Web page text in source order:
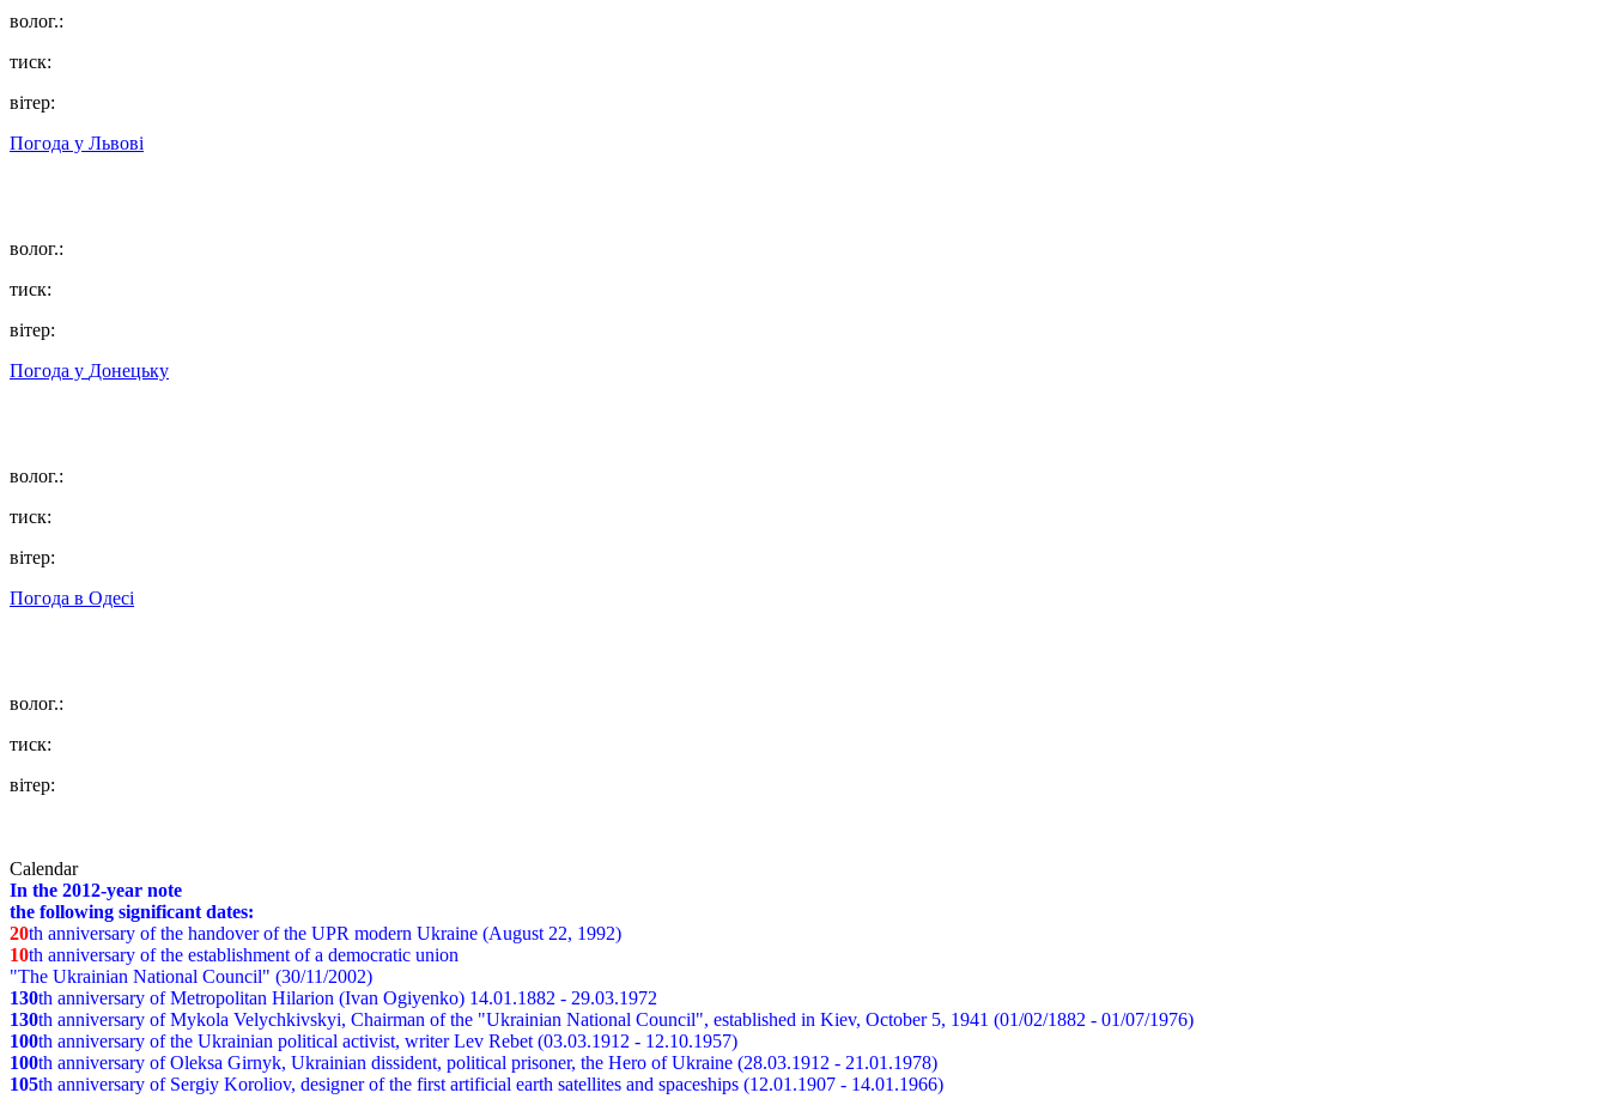
волог.:
тиск:
вітер:
Погода у Львові
волог.:
тиск:
вітер:
Погода у Донецьку
волог.:
тиск:
вітер:
Погода в Одесі
волог.:
тиск:
вітер:
Calendar
In the 2012-year note
the following significant dates:
20th anniversary of the handover of the UPR modern Ukraine (August 22, 1992)
10th anniversary of the establishment of a democratic union
"The Ukrainian National Council" (30/11/2002)
130th anniversary of Metropolitan Hilarion (Ivan Ogiyenko) 14.01.1882 - 29.03.1972
130th anniversary of Mykola Velychkivskyi, Chairman of the "Ukrainian National Council", established in Kiev, October 5, 1941 (01/02/1882 - 01/07/1976)
100th anniversary of the Ukrainian political activist, writer Lev Rebet (03.03.1912 - 12.10.1957)
100th anniversary of Oleksa Girnyk, Ukrainian dissident, political prisoner, the Hero of Ukraine (28.03.1912 - 21.01.1978)
105th anniversary of Sergiy Koroliov, designer of the first artificial earth satellites and spaceships (12.01.1907 - 14.01.1966)